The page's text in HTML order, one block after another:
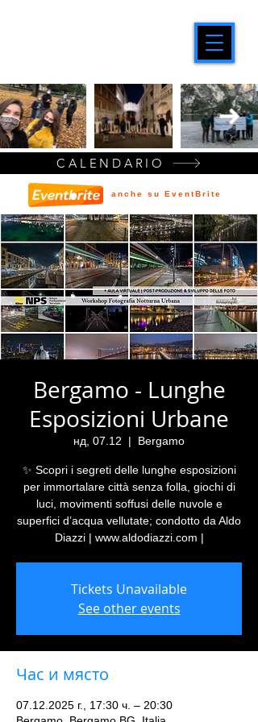
Bergamo - Lunghe
Esposizioni Urbane
нд, 07.12
  |
Bergamo
✨ Scopri i segreti delle lunghe esposizioni
per immortalare città senza folla, giochi di
luci, movimenti soffusi delle nuvole e
superfici d’acqua vellutate; condotto da Aldo
Diazzi | www.aldodiazzi.com |
Tickets Unavailable
See other events
Час и място
07.12.2025 г., 17:30 ч. – 20:30
CALENDARIO
anche su EventBrite